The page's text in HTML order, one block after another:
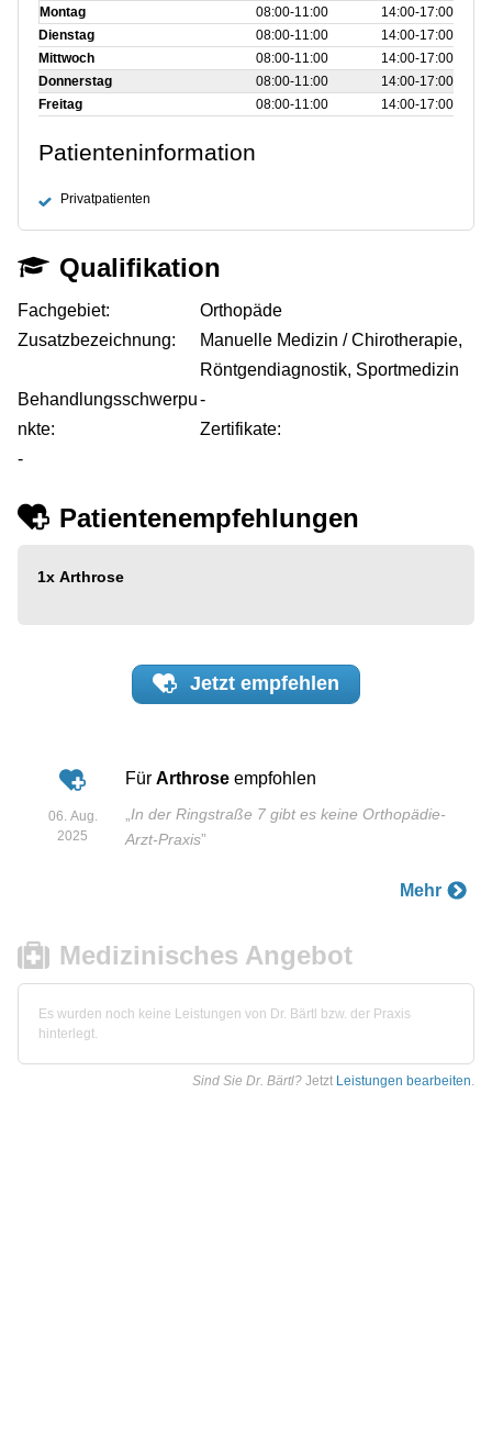
Montag 08:00‑11:00
14:00‑17:00
Dienstag
08:00‑11:00
14:00‑17:00
Mittwoch
08:00‑11:00
14:00‑17:00
Donnerstag
08:00‑11:00
14:00‑17:00
Freitag
08:00‑11:00 14:00‑17:00
Patienteninformation
Privatpatienten
Qualifikation
Fachgebiet:
Orthopäde
Zusatzbezeichnung:
Manuelle Medizin / Chirotherapie,
Röntgendiagnostik, Sportmedizin
Behandlungsschwerpu
nkte:
-
Zertifikate:
-
Patientenempfehlungen
1x Arthrose
Jetzt empfehlen
06. Aug.
2025
Für Arthrose empfohlen
„In der Ringstraße 7 gibt es keine Orthopädie-
Arzt-Praxis”
Mehr
Medizinisches Angebot
Es wurden noch keine Leistungen von Dr. Bärtl bzw. der Praxis
hinterlegt.
Sind Sie Dr. Bärtl? Jetzt Leistungen bearbeiten.